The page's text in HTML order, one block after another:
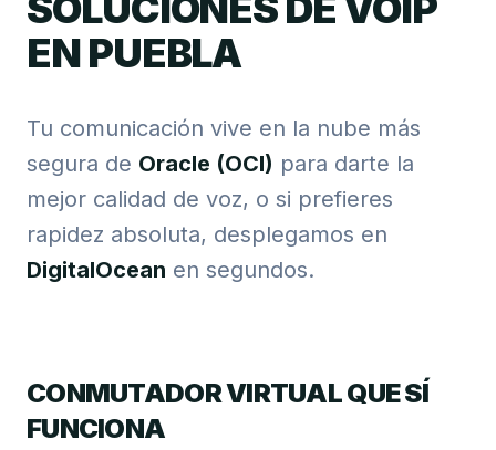
EN PUEBLA
Tu comunicación vive en la nube más
segura de Oracle (OCI) para darte la
mejor calidad de voz, o si prefieres
rapidez absoluta, desplegamos en
DigitalOcean en segundos.
CONMUTADOR VIRTUAL QUE SÍ
FUNCIONA